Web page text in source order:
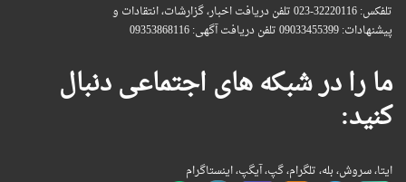
تلفکس: 32220116-023 تلفن دریافت اخبار، گزارشات، انتقادات و
پیشنهادات: 09033455399 تلفن دریافت آگهی: 09353868116
ما را در شبکه های اجتماعی دنبال
کنید:
ایتا، سروش، بله، تلگرام، گپ، آیگپ، اینستاگرام